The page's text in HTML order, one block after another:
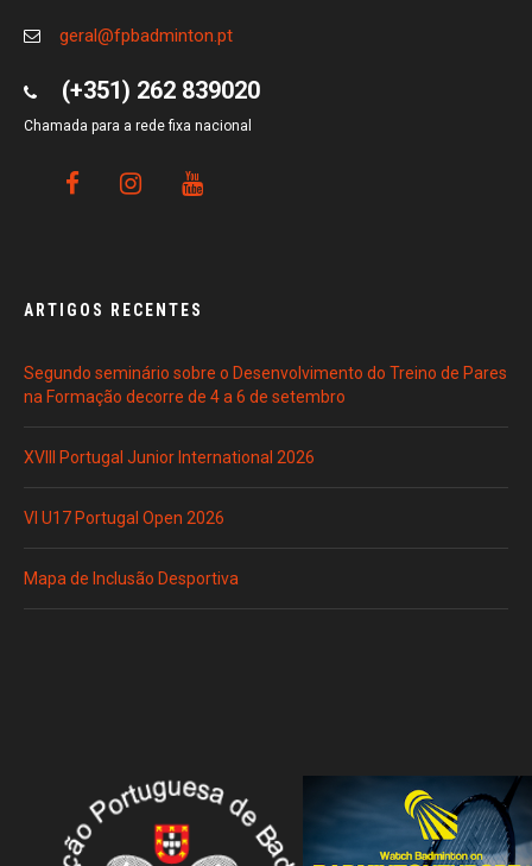
geral@fpbadminton.pt
(+351) 262 839020
Chamada para a rede fixa nacional
ARTIGOS RECENTES
Segundo seminário sobre o Desenvolvimento do Treino de Pares
na Formação decorre de 4 a 6 de setembro
XVIII Portugal Junior International 2026
VI U17 Portugal Open 2026
Mapa de Inclusão Desportiva